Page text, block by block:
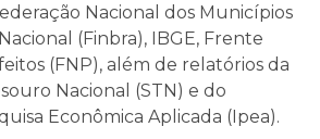
Nacional dos Municípios
(Finbra), IBGE, Frente
(FNP), além de relatórios da
Nacional (STN) e do
Econômica Aplicada (Ipea).